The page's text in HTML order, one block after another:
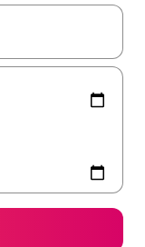
ih pregledati